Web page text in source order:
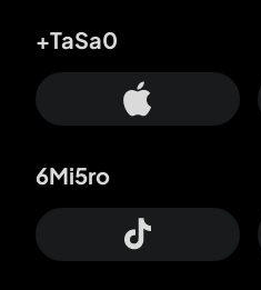
+TaSa0
6Mi5ro